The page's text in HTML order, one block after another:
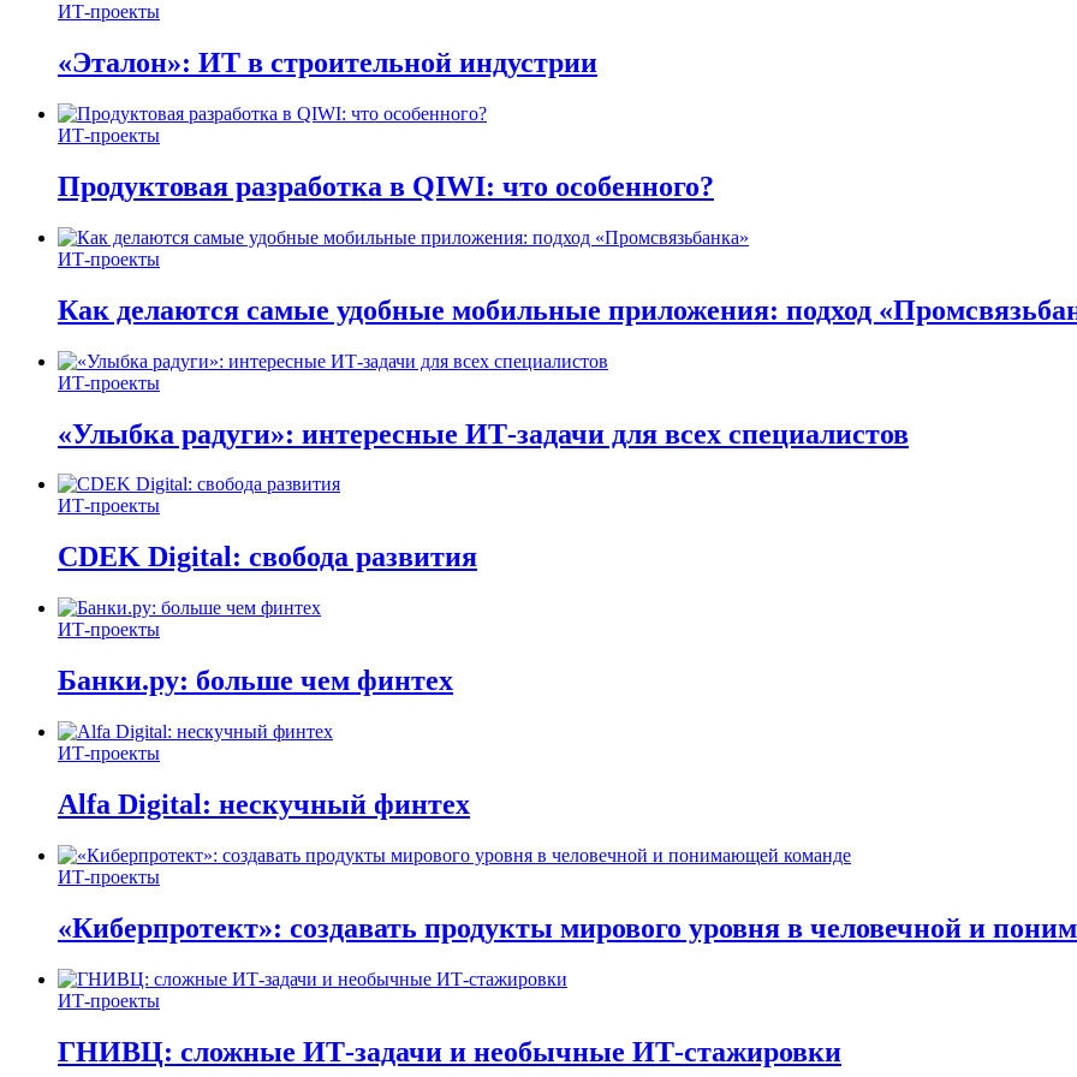
ИТ-проекты
«Эталон»: ИТ в строительной индустрии
ИТ-проекты
Продуктовая разработка в QIWI: что особенного?
ИТ-проекты
Как делаются самые удобные мобильные приложения: подход
ИТ-проекты
«Улыбка радуги»: интересные ИТ-задачи для всех специалистов
ИТ-проекты
CDEK Digital: свобода развития
ИТ-проекты
Банки.ру: больше чем финтех
ИТ-проекты
Alfa Digital: нескучный финтех
ИТ-проекты
«Киберпротект»: создавать продукты мирового уровня в человечной и
ИТ-проекты
ГНИВЦ: сложные ИТ‑задачи и необычные ИТ‑стажировки